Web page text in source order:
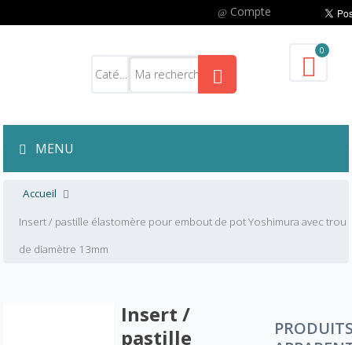
Compte
0
MENU
Accueil
Insert / pastille élastomère pour embout de pot Yoshimura avec trou
de diamètre 13mm
Insert /
pastille